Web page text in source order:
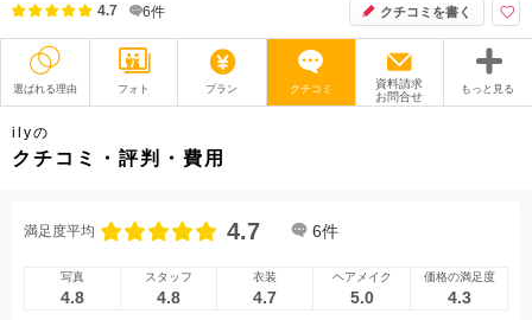
4.7 6件 クチコミを書く
選ばれる理由 フォト プラン クチコミ
資料請求
お問合せ
もっと見る
オプション ブログ
アクセス/TEL スタジオトップ
ilyの
クチコミ・評判・費用
満足度平均 4.7 6件
写真
4.8
スタッフ
4.8
衣装
4.7
ヘアメイク
5.0
価格の満足度
4.3